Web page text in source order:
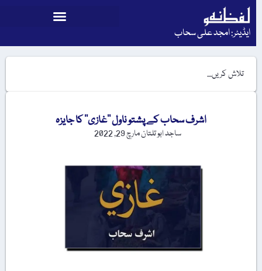
ایڈیٹر: امجد علی سحاب
اشرف سحاب کے پشتو ناول ’’غازی‘‘ کا جایزہ
ساجد ابو تلتانمارچ 29, 2022